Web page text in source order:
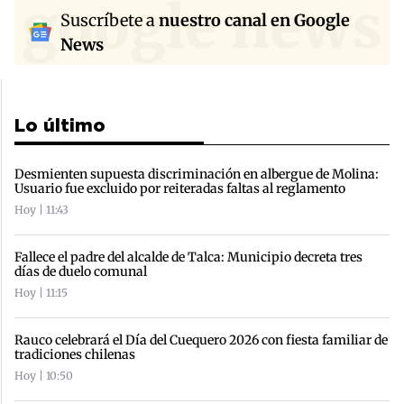
google news
Suscríbete anuestro canal en Google
News
Lo último
Desmienten supuesta discriminación en albergue de Molina:
Usuario fue excluido por reiteradas faltas al reglamento
Hoy | 11:43
Fallece el padre del alcalde de Talca: Municipio decreta tres
días de duelo comunal
Hoy | 11:15
Rauco celebrará el Día del Cuequero 2026 con fiesta familiar de
tradiciones chilenas
Hoy | 10:50